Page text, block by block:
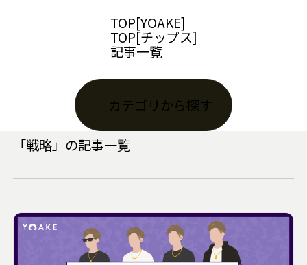
TOP[YOAKE]
TOP[チップス]
記事一覧
カテゴリから探す
「戦略」の記事一覧